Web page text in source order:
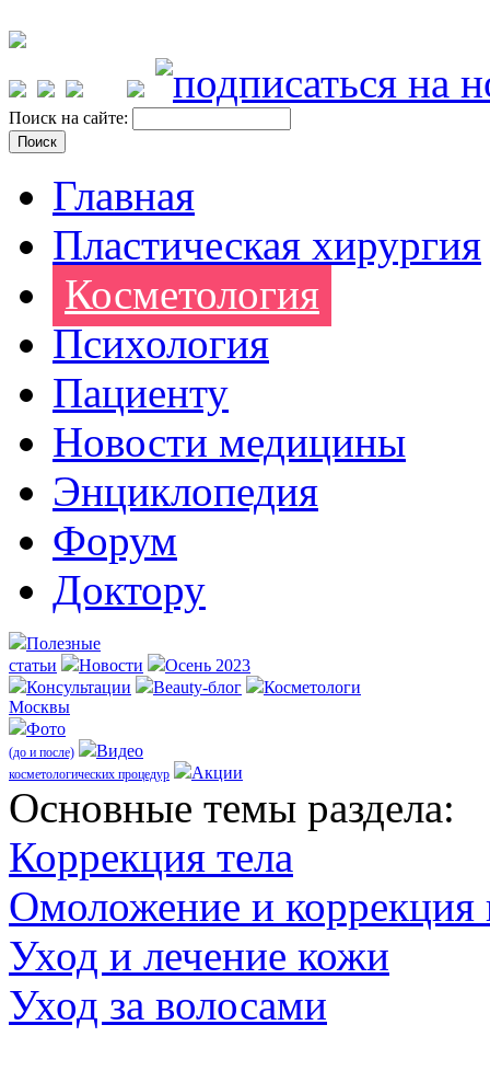
Поиск на сайте:
Главная
Пластическая хирургия
Косметология
Психология
Пациенту
Новости медицины
Энциклопедия
Форум
Доктору
Полезные
статьи
Новости
Осень 2023
Консультации
Beauty-блог
Косметологи
Москвы
Фото
(до и после) Видео
косметологических процедур Акции
Оcновные темы раздела:
Коррекция тела
Омоложение и коррекция
Уход и лечение кожи
Уход за волосами